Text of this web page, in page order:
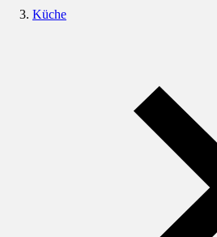
Küche